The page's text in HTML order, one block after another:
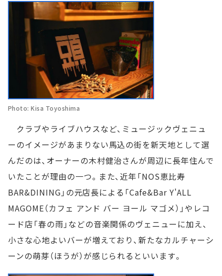
Photo: Kisa Toyoshima
クラブやライブハウスなど、ミュージックヴェニュ
ーのイメージがあまりない馬込の街を新天地として選
んだのは、オーナーの木村健治さんが周辺に長年住んで
いたことが理由の一つ。また、近年「NOS恵比寿
BAR&DINING」の元店長による「Cafe&Bar Y'ALL
MAGOME（カフェ アンド バー ヨール マゴメ）」やレコ
ード店「春の雨」などの音楽関係のヴェニューに加え、
小さな心地よいバーが増えており、新たなカルチャーシ
ーンの萌芽（ほうが）が感じられるといいます。